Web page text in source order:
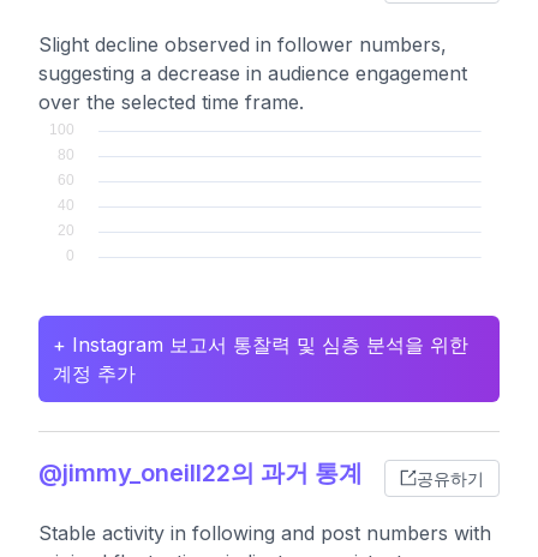
Slight decline observed in follower numbers,
suggesting a decrease in audience engagement
over the selected time frame.
+ Instagram 보고서 통찰력 및 심층 분석을 위한
계정 추가
@jimmy_oneill22의 과거 통계 공유하기
Stable activity in following and post numbers with